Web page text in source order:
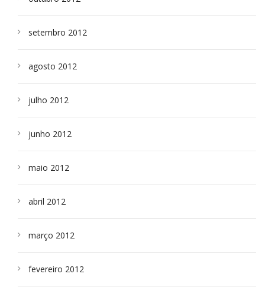
setembro 2012
agosto 2012
julho 2012
junho 2012
maio 2012
abril 2012
março 2012
fevereiro 2012